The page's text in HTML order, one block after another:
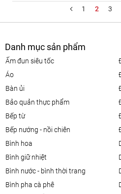
1 2 3
Danh mục sản phẩm
ấm đun siêu tốc
áo
bàn ủi
bảo quản thực phẩm
bếp từ
bếp nướng - nồi chiên
bình hoa
bình giữ nhiệt
bình nước - bình thời trang
bình pha cà phê